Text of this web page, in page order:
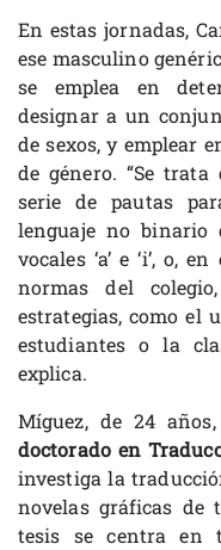
En estas jornadas,
ese masculino
se emplea en
designar a un
de sexos, y emplear
de género. “Se
serie de pautas
lenguaje no binario
vocales ‘a’ e ‘i’, o,
normas del
estrategias, como el
estudiantes o la
explica.
Míguez, de 24
doctorado en
investiga la
novelas gráficas de
tesis se centra en